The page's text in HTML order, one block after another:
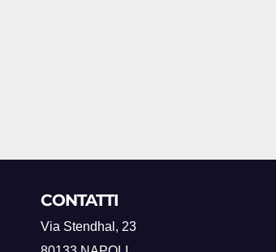
CONTATTI
Via Stendhal, 23